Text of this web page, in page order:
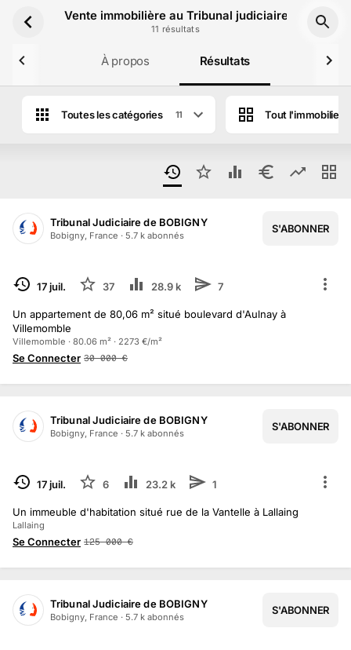
Vente immobilière au Tribunal judiciaire de
11 résultats
À propos Résultats
Toutes les catégories 11 Tout l'immobilier
Tribunal Judiciaire de BOBIGNY
Bobigny, France · 5.7 k abonnés
S'ABONNER
TERMINÉ17 juil. 37 28.9 k 7
Un appartement de 80,06 m² situé boulevard d'Aulnay à
Villemomble
Villemomble · 80.06 m² · 2273 €/m²
Se Connecter 30 000 €
Tribunal Judiciaire de BOBIGNY
Bobigny, France · 5.7 k abonnés
S'ABONNER
TERMINÉ17 juil. 6 23.2 k 1
Un immeuble d'habitation situé rue de la Vantelle à Lallaing
Lallaing
Se Connecter 125 000 €
Tribunal Judiciaire de BOBIGNY
Bobigny, France · 5.7 k abonnés
S'ABONNER